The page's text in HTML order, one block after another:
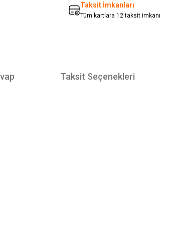
Taksit İmkanları
Tüm kartlara 12 taksit imkanı
Taksit Seçenekleri